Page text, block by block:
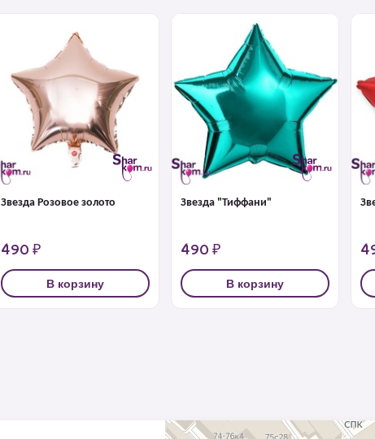
Звезда Розовое золото
490 ₽
В корзину
Звезда "Тиффани"
490 ₽
В корзину